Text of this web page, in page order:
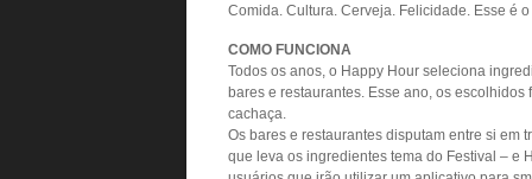
Comida. Cultura. Cerveja. Felicidade. Esse é
COMO FUNCIONA
Todos os anos, o Happy Hour seleciona
bares e restaurantes. Esse ano, os
cachaça.
Os bares e restaurantes disputam entre si em
que leva os ingredientes tema do Festival – e